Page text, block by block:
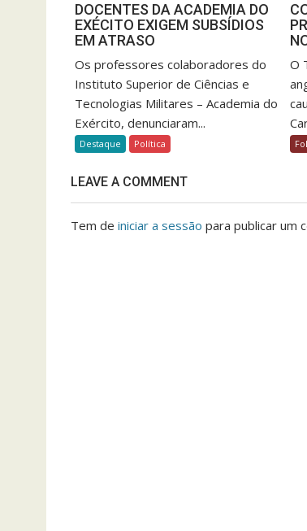
DOCENTES DA ACADEMIA DO
EXÉCITO EXIGEM SUBSÍDIOS
EM ATRASO
Os professores colaboradores do
Instituto Superior de Ciências e
Tecnologias Militares – Academia do
Exército, denunciaram...
Destaque Política
O
LEAVE A COMMENT
Tem de iniciar a sessão para publicar um